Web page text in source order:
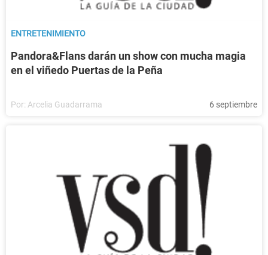
ENTRETENIMIENTO
Pandora&Flans darán un show con mucha magia
en el viñedo Puertas de la Peña
Por: Arcelia Guadarrama 6 septiembre